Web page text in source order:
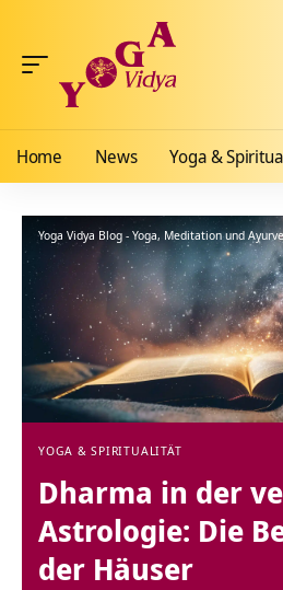
Home News Yoga &
Yoga Vidya Blog - Yoga, Meditation und
YOGA & SPIRITUALITÄT
Dharma in der
Astrologie: Die
der Häuser